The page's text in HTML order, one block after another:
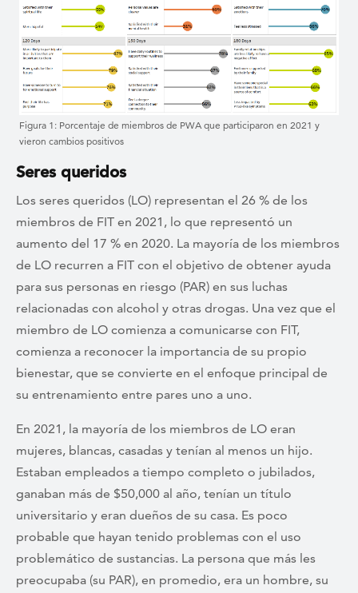
Figura 1: Porcentaje de miembros de PWA que participaron en 2021 y
vieron cambios positivos
Seres queridos
Los seres queridos (LO) representan el 26 % de los
miembros de FIT en 2021, lo que representó un
aumento del 17 % en 2020. La mayoría de los miembros
de LO recurren a FIT con el objetivo de obtener ayuda
para sus personas en riesgo (PAR) en sus luchas
relacionadas con alcohol y otras drogas. Una vez que el
miembro de LO comienza a comunicarse con FIT,
comienza a reconocer la importancia de su propio
bienestar, que se convierte en el enfoque principal de
su entrenamiento entre pares uno a uno.
En 2021, la mayoría de los miembros de LO eran
mujeres, blancas, casadas y tenían al menos un hijo.
Estaban empleados a tiempo completo o jubilados,
ganaban más de $50,000 al año, tenían un título
universitario y eran dueños de su casa. Es poco
probable que hayan tenido problemas con el uso
problemático de sustancias. La persona que más les
preocupaba (su PAR), en promedio, era un hombre, su